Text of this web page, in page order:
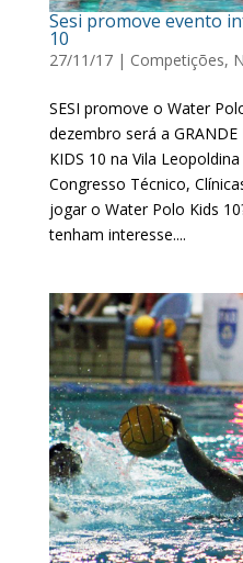
Sesi promove evento
10
27/11/17| Competições,
SESI promove o Water
dezembro será a GRANDE
KIDS 10 na Vila
Congresso Técnico,
jogar o Water Polo Kids
tenham interesse....